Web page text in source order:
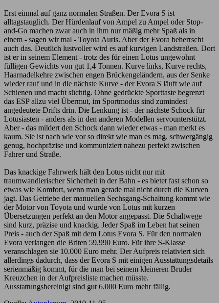
Erst einmal auf ganz normalen Straßen. Der Evora S ist
alltagstauglich. Der Hürdenlauf von Ampel zu Ampel oder Stop-
and-Go machen zwar auch in ihm nur mäßig mehr Spaß als in
einem - sagen wir mal - Toyota Auris. Aber der Evora beherrscht
auch das. Deutlich lustvoller wird es auf kurvigen Landstraßen. Dort
ist er in seinem Element - trotz des für einen Lotus ungewohnt
fülligen Gewichts von gut 1,4 Tonnen. Kurve links, Kurve rechts,
Haarnadelkehre zwischen engen Brückengeländern, aus der Senke
wieder rauf und in die nächste Kurve - der Evora S läuft wie auf
Schienen und macht süchtig. Ohne gedrückte Sporttaste begrenzt
das ESP allzu viel Übermut, im Sportmodus sind zumindest
angedeutete Drifts drin. Die Lenkung ist - der nächste Schock für
Lotusiasten - anders als in den anderen Modellen servounterstützt.
Aber - das mildert den Schock dann wieder etwas - man merkt es
kaum. Sie ist nach wie vor so direkt wie man es mag, schwergängig
genug, hochpräzise und kommuniziert nahezu perfekt zwischen
Fahrer und Straße.
Das knackige Fahrwerk hält den Lotus nicht nur mit
traumwandlerischer Sicherheit in der Bahn - es bietet fast schon so
etwas wie Komfort, wenn man gerade mal nicht durch die Kurven
jagt. Das Getriebe der manuellen Sechsgang-Schaltung kommt wie
der Motor von Toyota und wurde von Lotus mit kurzen
Übersetzungen perfekt an den Motor angepasst. Die Schaltwege
sind kurz, präzise und knackig. Jeder Spaß im Leben hat seinen
Preis - auch der Spaß mit dem Lotus Evora S. Für den normalen
Evora verlangen die Briten 59.990 Euro. Für ihre S-Klasse
veranschlagen sie 10.000 Euro mehr. Der Aufpreis relativiert sich
allerdings dadurch, dass der Evora S mit einigen Ausstattungsdetails
serienmäßig kommt, für die man bei seinem kleineren Bruder
Kreuzchen in der Aufpreisliste machen müsste.
Ausstattungsbereinigt sind gut 6.000 Euro mehr fällig.